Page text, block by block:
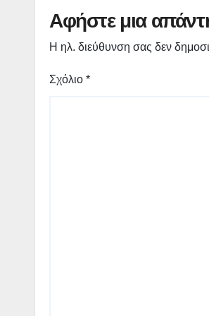
Γρεβενών «Μίλτος
Τεντόγλου»
Αφήστε μια
Η ηλ. διεύθυνση σας δεν
Σχόλιο *